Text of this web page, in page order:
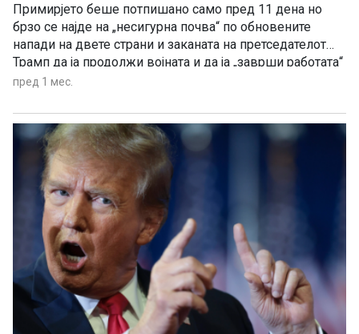
Примирјето беше потпишано само пред 11 дена но
брзо се најде на „несигурна почва“ по обновените
напади на двете страни и заканата на претседателот
Трамп да ја продолжи војната и да ја „заврши работата“
пред 1 мес.